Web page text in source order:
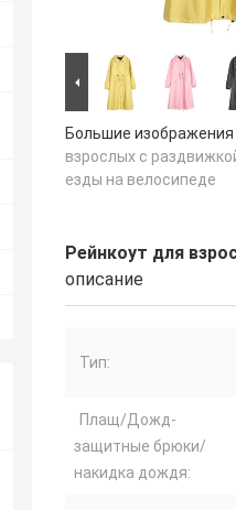
Большие изображения
взрослых с
езды на велосипеде
Рейнкоут для
описание
Тип:
Плащ/Дожд-
защитные брюки/
накидка дождя: